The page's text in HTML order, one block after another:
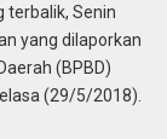
terbalik, Senin
yang dilaporkan
(BPBD)
(29/5/2018).